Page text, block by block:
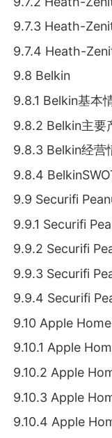
9.7.3 Heath-
9.7.4 Heath-
9.8 Belkin
9.8.1 Belkin基本
9.8.2 Belkin主要
9.8.3 Belkin经营
9.8.4
9.9 Securifi
9.9.1 Securifi
9.9.2 Securifi
9.9.3 Securifi
9.9.4 Securifi
9.10 Apple
9.10.1 Apple
9.10.2 Apple
9.10.3 Apple
9.10.4 Apple